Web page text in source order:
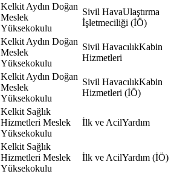
Kelkit Aydın Doğan
Meslek
Yüksekokulu
Sivil HavaUlaştırma
İşletmeciliği (İÖ)
Kelkit Aydın Doğan
Meslek
Yüksekokulu
Sivil HavacılıkKabin
Hizmetleri
Kelkit Aydın Doğan
Meslek
Yüksekokulu
Sivil HavacılıkKabin
Hizmetleri (İÖ)
Kelkit Sağlık
Hizmetleri Meslek
Yüksekokulu
İlk ve AcilYardım
Kelkit Sağlık
Hizmetleri Meslek
Yüksekokulu
İlk ve AcilYardım (İÖ)